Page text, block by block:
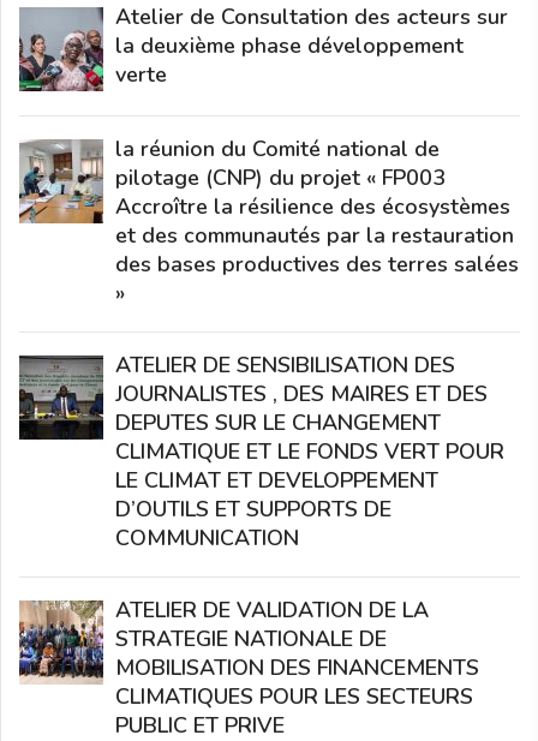
Atelier de Consultation des acteurs sur
la deuxième phase développement
verte
la réunion du Comité national de
pilotage (CNP) du projet « FP003
Accroître la résilience des écosystèmes
et des communautés par la restauration
des bases productives des terres salées
»
ATELIER DE SENSIBILISATION DES
JOURNALISTES , DES MAIRES ET DES
DEPUTES SUR LE CHANGEMENT
CLIMATIQUE ET LE FONDS VERT POUR
LE CLIMAT ET DEVELOPPEMENT
D’OUTILS ET SUPPORTS DE
COMMUNICATION
ATELIER DE VALIDATION DE LA
STRATEGIE NATIONALE DE
MOBILISATION DES FINANCEMENTS
CLIMATIQUES POUR LES SECTEURS
PUBLIC ET PRIVE